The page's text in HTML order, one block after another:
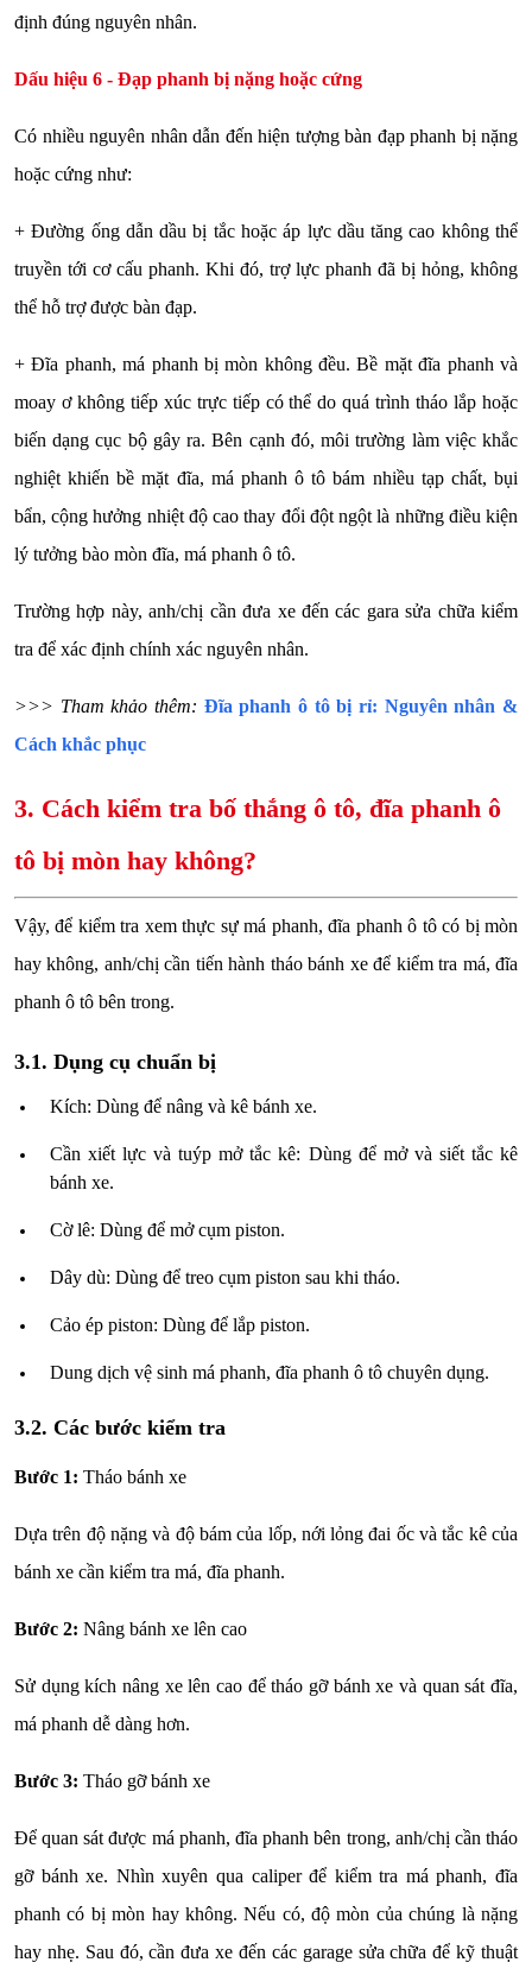
định đúng nguyên nhân.
Dấu hiệu 6 - Đạp phanh bị nặng hoặc cứng
Có nhiều nguyên nhân dẫn đến hiện tượng bàn đạp phanh bị nặng
hoặc cứng như:
+ Đường ống dẫn dầu bị tắc hoặc áp lực dầu tăng cao không thể
truyền tới cơ cấu phanh. Khi đó, trợ lực phanh đã bị hỏng, không
thể hỗ trợ được bàn đạp.
+ Đĩa phanh, má phanh bị mòn không đều. Bề mặt đĩa phanh và
moay ơ không tiếp xúc trực tiếp có thể do quá trình tháo lắp hoặc
biến dạng cục bộ gây ra. Bên cạnh đó, môi trường làm việc khắc
nghiệt khiến bề mặt đĩa, má phanh ô tô bám nhiều tạp chất, bụi
bẩn, cộng hưởng nhiệt độ cao thay đổi đột ngột là những điều kiện
lý tưởng bào mòn đĩa, má phanh ô tô.
Trường hợp này, anh/chị cần đưa xe đến các gara sửa chữa kiểm
tra để xác định chính xác nguyên nhân.
>>> Tham khảo thêm: Đĩa phanh ô tô bị rỉ: Nguyên nhân &
Cách khắc phục
3. Cách kiểm tra bố thắng ô tô, đĩa phanh ô
tô bị mòn hay không?
Vậy, để kiểm tra xem thực sự má phanh, đĩa phanh ô tô có bị mòn
hay không, anh/chị cần tiến hành tháo bánh xe để kiểm tra má, đĩa
phanh ô tô bên trong.
3.1. Dụng cụ chuẩn bị
Kích: Dùng để nâng và kê bánh xe.
Cần xiết lực và tuýp mở tắc kê: Dùng để mở và siết tắc kê
bánh xe.
Cờ lê: Dùng để mở cụm piston.
Dây dù: Dùng để treo cụm piston sau khi tháo.
Cảo ép piston: Dùng để lắp piston.
Dung dịch vệ sinh má phanh, đĩa phanh ô tô chuyên dụng.
3.2. Các bước kiểm tra
Bước 1: Tháo bánh xe
Dựa trên độ nặng và độ bám của lốp, nới lỏng đai ốc và tắc kê của
bánh xe cần kiểm tra má, đĩa phanh.
Bước 2: Nâng bánh xe lên cao
Sử dụng kích nâng xe lên cao để tháo gỡ bánh xe và quan sát đĩa,
má phanh dễ dàng hơn.
Bước 3: Tháo gỡ bánh xe
Để quan sát được má phanh, đĩa phanh bên trong, anh/chị cần tháo
gỡ bánh xe. Nhìn xuyên qua caliper để kiểm tra má phanh, đĩa
phanh có bị mòn hay không. Nếu có, độ mòn của chúng là nặng
hay nhẹ. Sau đó, cần đưa xe đến các garage sửa chữa để kỹ thuật